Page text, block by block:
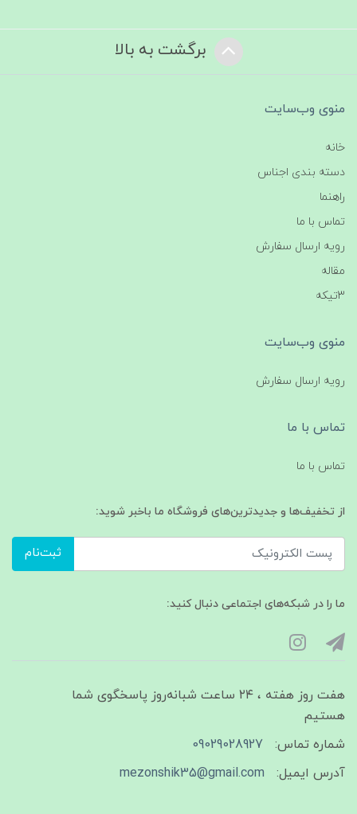
برگشت به بالا
منوی وب‌سایت
خانه
دسته بندی اجناس
راهنما
تماس با ما
رویه ارسال سفارش
مقاله
3تیکه
منوی وب‌سایت
رویه ارسال سفارش
تماس با ما
تماس با ما
از تخفیف‌ها و جدیدترین‌های فروشگاه ما باخبر شوید:
ثبت‌نام
ما را در شبکه‌های اجتماعی دنبال کنید:
هفت روز هفته ، ۲۴ ساعت شبانه‌روز پاسخگوی شما
هستیم
شماره تماس:
09029028927
آدرس ایمیل:
mezonshik35@gmail.com